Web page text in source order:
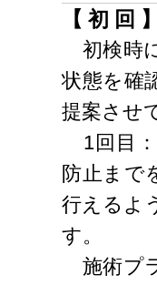
【 初 回 】
初検時
状態を確
提案させ
1回目
防止まで
行えるよ
す。
施術プ